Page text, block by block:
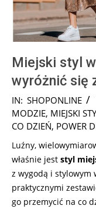
Miejski styl
wyróżnić się
2025-
07-
30
IN: SHOPONLINE
MODZIE, MIEJSKI
CO DZIEŃ, POWER
Luźny,
właśnie jest styl
z wygodą i stylowym
praktycznymi
go przemycić na co